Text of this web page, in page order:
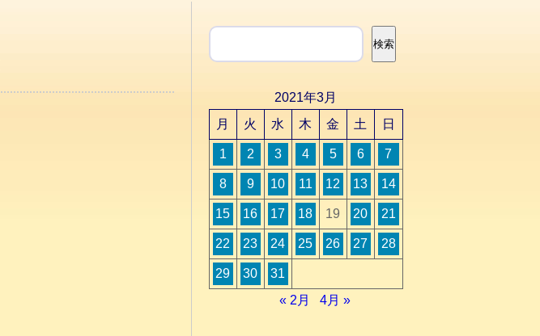
検索
検索
2021年3月
月
火 水 木 金 土 日
1 2 3 4 5 6 7
8 9 10 11 12 13 14
15 16 17 18 19 20 21
22 23 24 25 26 27 28
29 30
31
« 2月
4月 »